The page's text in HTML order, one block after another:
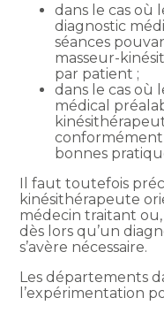
dans le cas où
diagnostic
séances
masseur-
par patient ;
dans le cas où
médical
bonnes
Il faut toutefois
kinésithérapeute
médecin traitant
dès lors qu’un
s’avère nécessaire.
Les départements
l’expérimentation